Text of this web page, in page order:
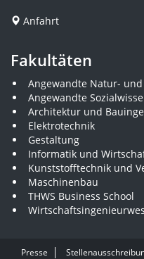
Anfahrt
Fakultäten
Angewandte Natur-
Angewandte
Architektur und
Elektrotechnik
Gestaltung
Informatik und
Kunststofftechnik und
Maschinenbau
THWS Business School
Presse